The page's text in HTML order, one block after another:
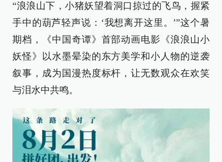
“浪浪山下，小猪妖望着洞口掠过的飞鸟，握紧
手中的葫芦轻声说：‘我想离开这里。’”这个暑
期档，《中国奇谭》首部动画电影《浪浪山小
妖怪》以水墨晕染的东方美学和小人物的逆袭
叙事，成为国漫热度标杆，让无数观众在欢笑
与泪水中共鸣。